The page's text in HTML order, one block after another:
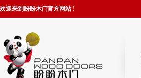
欢迎来到盼盼木门官方网站 !